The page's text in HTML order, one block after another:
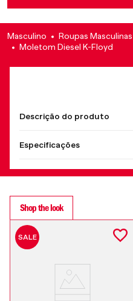
Masculino Roupas Masculinas
Moletom Diesel K-Floyd
Descrição do produto
Especificações
Shop the look
SALE